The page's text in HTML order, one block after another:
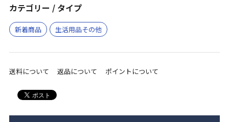
カテゴリー / タイプ
新着商品 生活用品その他
送料について 返品について ポイントについて